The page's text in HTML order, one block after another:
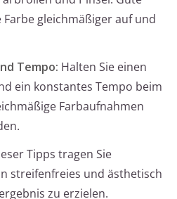
gleichmäßiger auf und
Tempo: Halten Sie einen
ein konstantes Tempo beim
Farbaufnahmen
Tipps tragen Sie
streifenfreies und ästhetisch
zu erzielen.